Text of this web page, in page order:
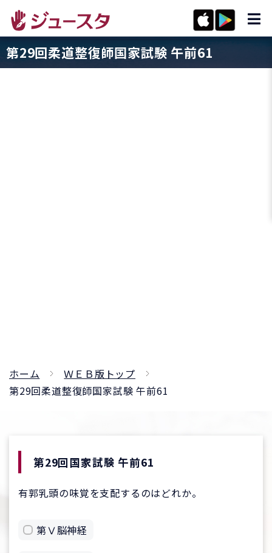
第29回柔道整復師国家試験 午前61
ホーム
ＷＥＢ版トップ
第29回柔道整復師国家試験 午前61
第29回国家試験 午前61
有郭乳頭の味覚を支配するのはどれか。
第Ⅴ脳神経